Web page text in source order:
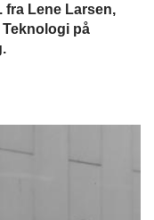
fra Lene Larsen,
på